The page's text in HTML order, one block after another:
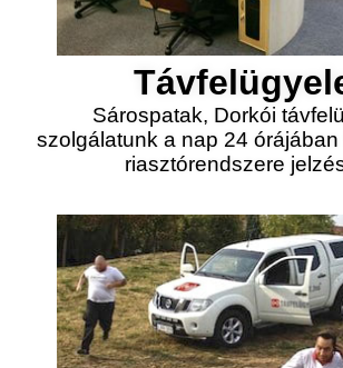
Sárospatak, Dorkói
szolgálatunk a nap 24
riasztórendszere